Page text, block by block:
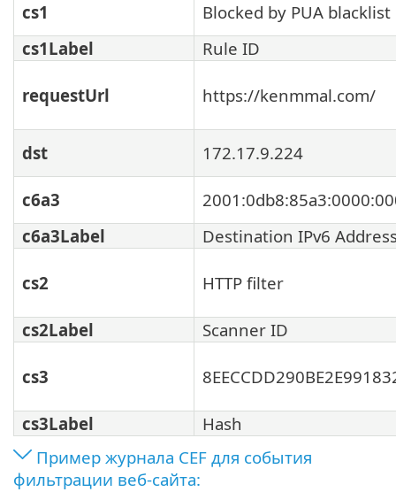
cs1
Blocked by PUA blacklist
cs1Label
Rule ID
requestUrl https://kenmmal.com/
dst 172.17.9.224
c6a3
c6a3Label
Destination IPv6
cs2 HTTP filter
cs2Label Scanner ID
cs3
cs3Label
Hash
Пример журнала CEF для события
фильтрации веб-сайта: